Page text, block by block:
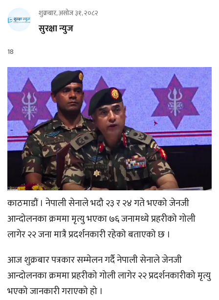
शुक्रबार, असोज ३१, २०८२
सुरक्षा न्युज
18
काठमाडौं । नेपाली सेनाले भदौ २३ र २४ गते भएको जेनजी
आन्दोलनका क्रममा मृत्यु भएका ७६ जनामध्ये प्रहरीको गोली
लागेर २२ जना मात्रै प्रदर्शनकारी रहेको बताएको छ ।
आज शुक्रबार पत्रकार सम्मेलन गर्दै नेपाली सेनाले जेनजी
आन्दोलनका क्रममा प्रहरीको गोली लागेर २२ प्रदर्शनकारीको मृत्यु
भएको जानकारी गराएको हो ।